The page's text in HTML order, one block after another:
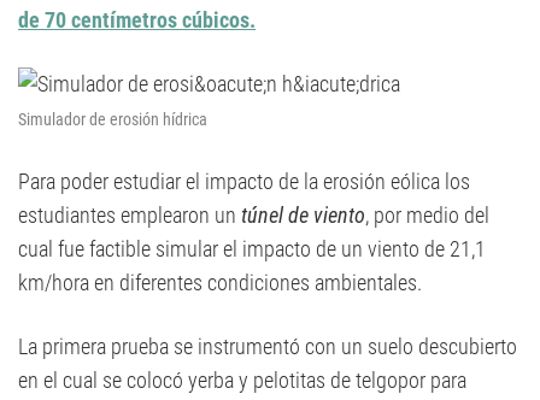
de 70 centímetros cúbicos.
Simulador de erosión hídrica
Para poder estudiar el impacto de la erosión eólica los
estudiantes emplearon un túnel de viento, por medio del
cual fue factible simular el impacto de un viento de 21,1
km/hora en diferentes condiciones ambientales.
La primera prueba se instrumentó con un suelo descubierto
en el cual se colocó yerba y pelotitas de telgopor para